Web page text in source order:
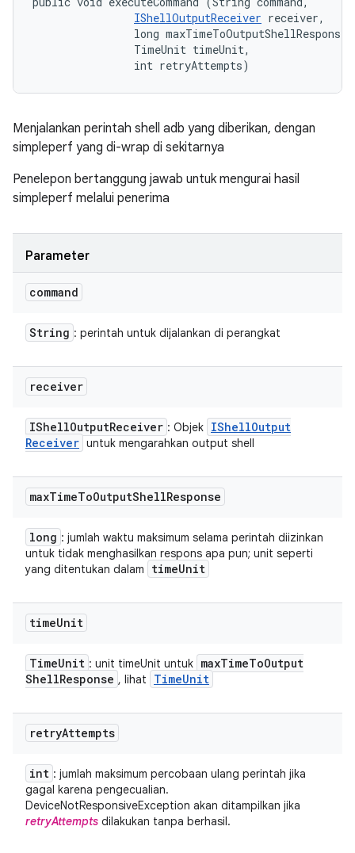
IShellOutputReceiver receiver,
long
                TimeUnit timeUnit,
                int retryAttempts)
Menjalankan perintah shell adb yang diberikan, dengan
simpleperf yang di-wrap di sekitarnya
Penelepon bertanggung jawab untuk mengurai hasil
simpleperf melalui penerima
Parameter
command
String : perintah untuk dijalankan di perangkat
receiver
IShellOutputReceiver : Objek IShellOutput
Receiver untuk mengarahkan output shell
maxTimeToOutputShellResponse
long : jumlah waktu maksimum selama perintah diizinkan
untuk tidak menghasilkan respons apa pun; unit seperti
yang ditentukan dalam
timeUnit
timeUnit
TimeUnit : unit timeUnit untuk maxTimeToOutput
ShellResponse , lihat TimeUnit
retryAttempts
int : jumlah maksimum percobaan ulang perintah jika
gagal karena pengecualian.
DeviceNotResponsiveException akan ditampilkan jika
retryAttempts dilakukan tanpa berhasil.